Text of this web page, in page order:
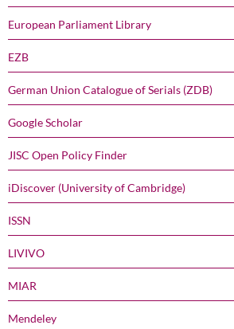
European Parliament Library
EZB
German Union Catalogue of Serials (ZDB)
Google Scholar
JISC Open Policy Finder
iDiscover (University of Cambridge)
ISSN
LIVIVO
MIAR
Mendeley